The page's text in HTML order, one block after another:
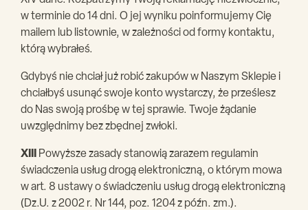
w terminie do 14 dni. O jej wyniku poinformujemy Cię
mailem lub listownie, w zależności od formy kontaktu,
którą wybrałeś.
Gdybyś nie chciał już robić zakupów w Naszym Sklepie i
chciałbyś usunąć swoje konto wystarczy, że prześlesz
do Nas swoją prośbę w tej sprawie. Twoje żądanie
uwzględnimy bez zbędnej zwłoki.
XIII
Powyższe zasady stanowią zarazem regulamin
świadczenia usług drogą elektroniczną, o którym mowa
w art. 8 ustawy o świadczeniu usług drogą elektroniczną
(Dz.U. z 2002 r. Nr 144, poz. 1204 z późn. zm.).